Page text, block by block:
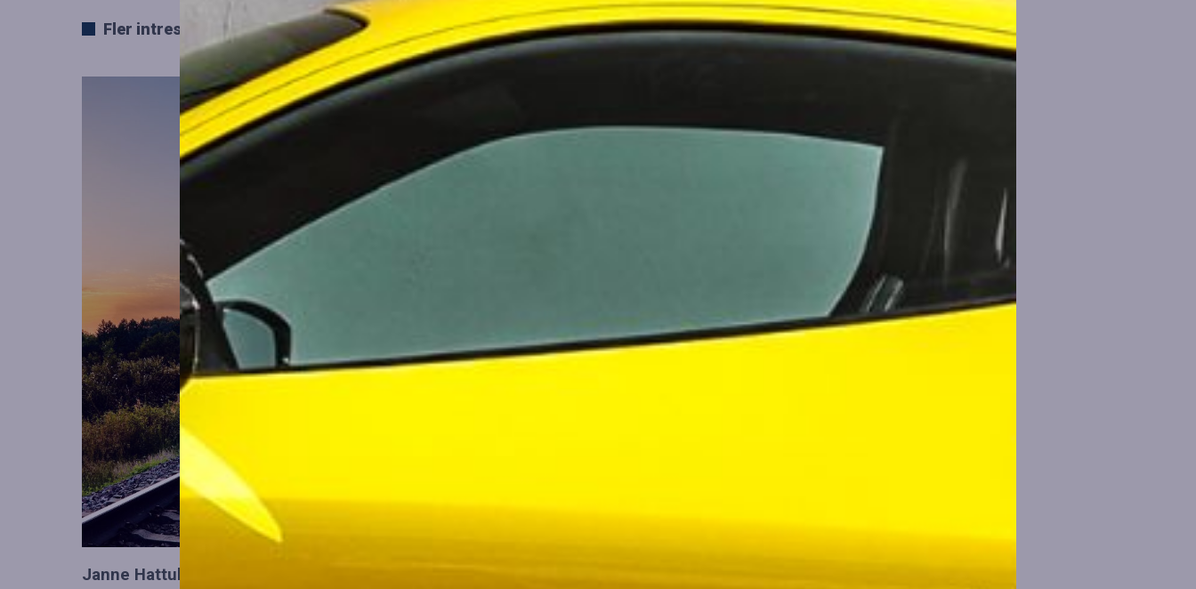
Fler intressanta artiklar
Janne Hattula tillträder som ny ledare för VR City Traffic i Sverige och Finland